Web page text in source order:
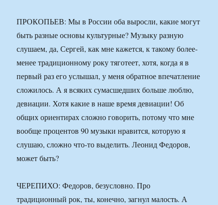
ПРОКОПЬЕВ: Мы в России оба выросли, какие могут
быть разные основы культурные? Музыку разную
слушаем, да, Сергей, как мне кажется, к такому более-
менее традиционному року тяготеет, хотя, когда я в
первый раз его услышал, у меня обратное впечатление
сложилось. А я всяких сумасшедших больше люблю,
девиации. Хотя какие в наше время девиации! Об
общих ориентирах сложно говорить, потому что мне
вообще процентов 90 музыки нравится, которую я
слушаю, сложно что-то выделить. Леонид Федоров,
может быть?
ЧЕРЕПИХО: Федоров, безусловно. Про
традиционный рок, ты, конечно, загнул малость. А